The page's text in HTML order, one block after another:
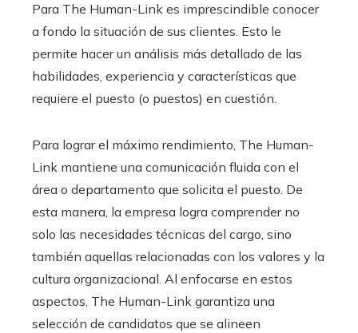
Para The Human-Link es imprescindible conocer
a fondo la situación de sus clientes. Esto le
permite hacer un análisis más detallado de las
habilidades, experiencia y características que
requiere el puesto (o puestos) en cuestión.
Para lograr el máximo rendimiento, The Human-
Link mantiene una comunicación fluida con el
área o departamento que solicita el puesto. De
esta manera, la empresa logra comprender no
solo las necesidades técnicas del cargo, sino
también aquellas relacionadas con los valores y la
cultura organizacional. Al enfocarse en estos
aspectos, The Human-Link garantiza una
selección de candidatos que se alineen